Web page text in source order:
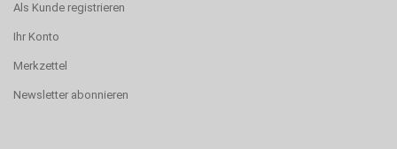
Als Kunde registrieren
Ihr Konto
Merkzettel
Newsletter abonnieren